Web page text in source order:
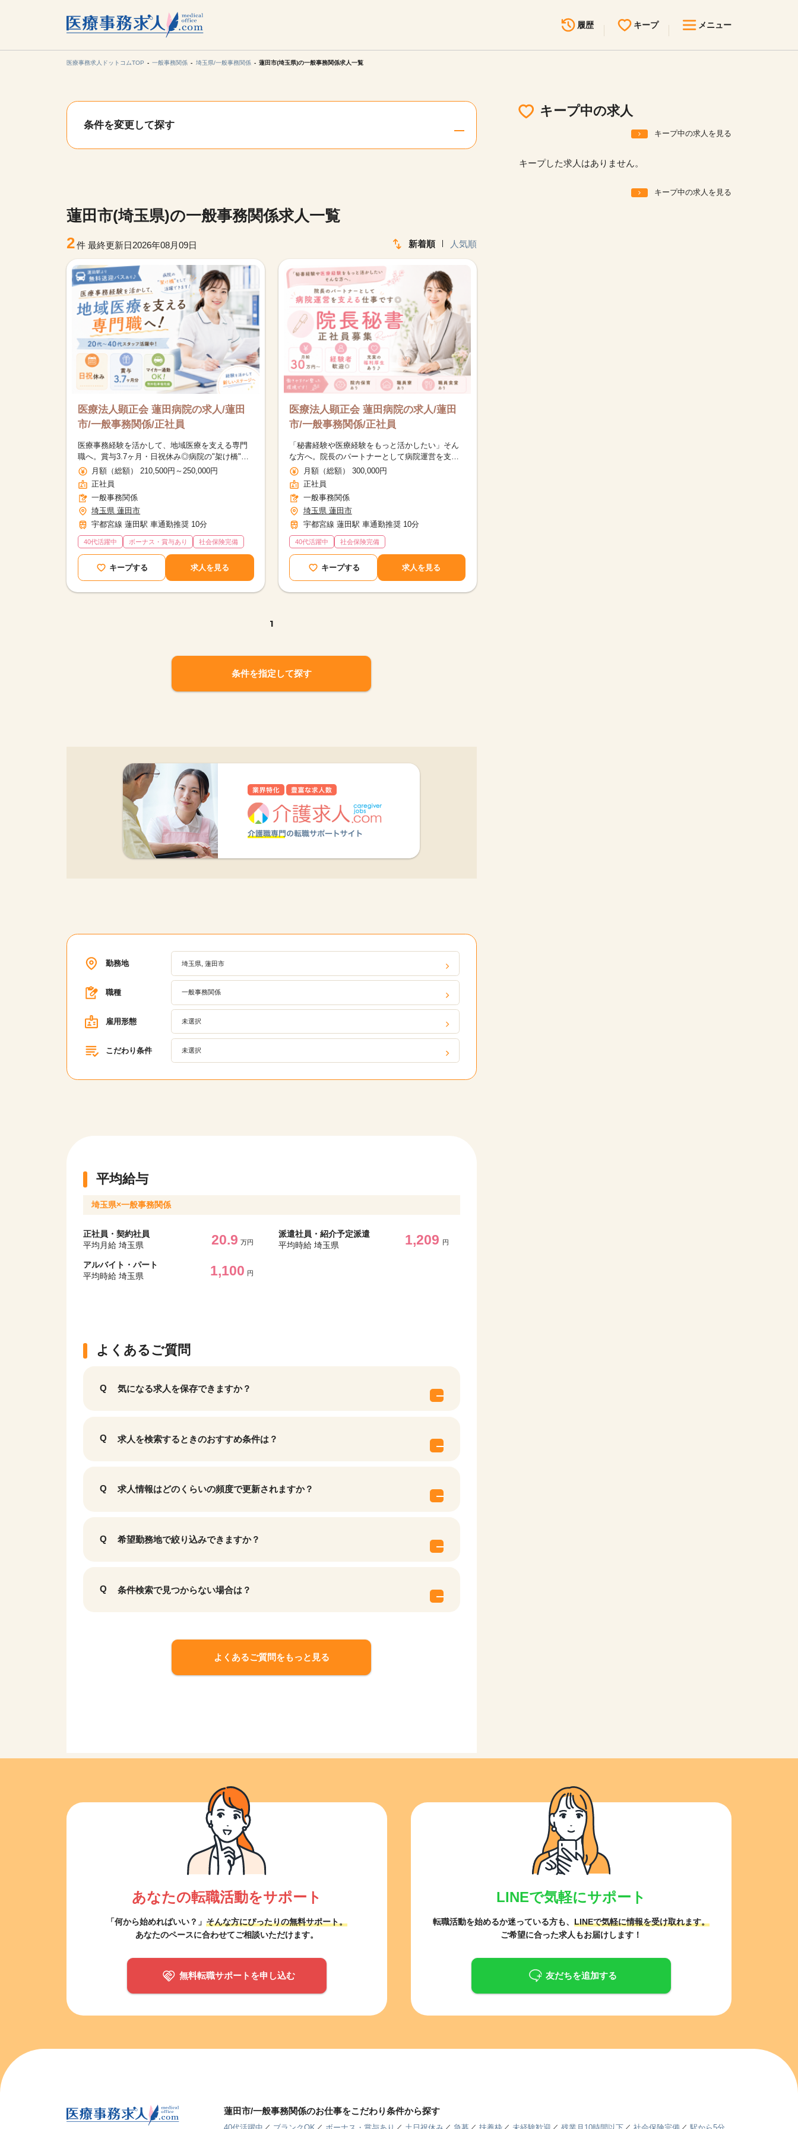
履歴 キープ メニュー
見学会・イベント情報
医療事務求人ドットコムTOP 一般事務関係 埼玉県/一般事務関係 蓮田市(埼玉県)の一般事務関係求人一覧
条件を変更して探す
蓮田市(埼玉県)の一般事務関係求人一覧
2件 最終更新日2026年08月09日 新着順 人気順
医療法人顕正会 蓮田病院の求人/蓮田
市/一般事務関係/正社員
医療事務経験を活かして、地域医療を支える専門
職へ。賞与3.7ヶ月・日祝休み◎病院の"架け橋"と
して活躍できるお仕事です！
月額（総額） 210,500円～250,000円
正社員
一般事務関係
埼玉県 蓮田市
宇都宮線 蓮田駅 車通勤推奨 10分
40代活躍中 ボーナス・賞与あり 社会保険完備
キープする 求人を見る
医療法人顕正会 蓮田病院の求人/蓮田
市/一般事務関係/正社員
「秘書経験や医療経験をもっと活かしたい」そん
な方へ。院長のパートナーとして病院運営を支え
る仕事です◎
月額（総額） 300,000円
正社員
一般事務関係
埼玉県 蓮田市
宇都宮線 蓮田駅 車通勤推奨 10分
40代活躍中 社会保険完備
キープする 求人を見る
1
条件を指定して探す
勤務地 埼玉県, 蓮田市
職種 一般事務関係
雇用形態 未選択
こだわり条件 未選択
平均給与
埼玉県×一般事務関係
正社員・契約社員
平均月給 埼玉県
20.9 万円
派遣社員・紹介予定派遣
平均時給 埼玉県
1,209 円
アルバイト・パート
平均時給 埼玉県
1,100 円
よくあるご質問
気になる求人を保存できますか？
求人を検索するときのおすすめ条件は？
求人情報はどのくらいの頻度で更新されますか？
希望勤務地で絞り込みできますか？
条件検索で見つからない場合は？
よくあるご質問をもっと見る
キープ中の求人
キープ中の求人を見る
キープした求人はありません。
キープ中の求人を見る
あなたの転職活動をサポート
「何から始めればいい？」 そんな方にぴったりの無料サポート。
あなたのペースに合わせてご相談いただけます。
無料転職サポートを申し込む
LINEで気軽にサポート
転職活動を始めるか迷っている方も、 LINEで気軽に情報を受け取れます。
ご希望に合った求人もお届けします！
友だちを追加する
蓮田市/一般事務関係のお仕事をこだわり条件から探す